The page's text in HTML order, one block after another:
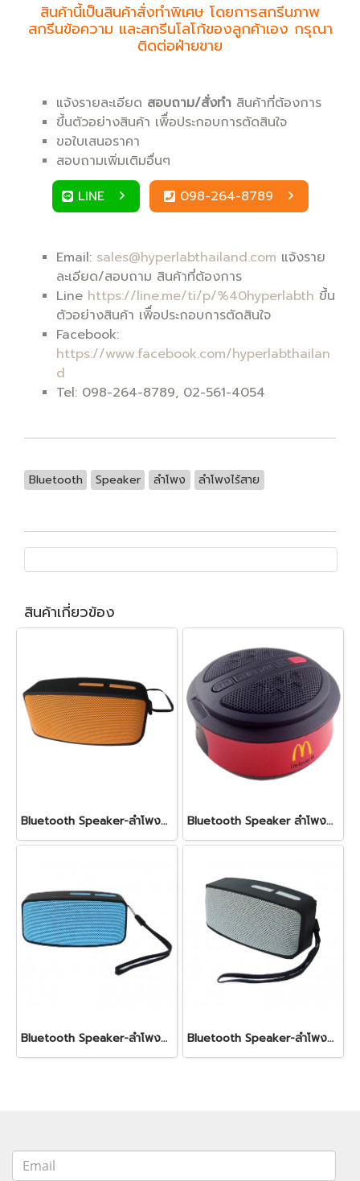
สินค้านี้เป็นสินค้าสั่งทำพิเศษ โดยการสกรีนภาพ
สกรีนข้อความ และสกรีนโลโก้ของลูกค้าเอง กรุณา
ติดต่อฝ่ายขาย
แจ้งรายละเอียด สอบถาม/สั่งทำ สินค้าที่ต้องการ
ขึ้นตัวอย่างสินค้า เพิื่อประกอบการตัดสินใจ
ขอใบเสนอราคา
สอบถามเพิ่มเติมอื่นๆ
LINE
098-264-8789
Email: sales@hyperlabthailand.com แจ้งราย
ละเอียด/สอบถาม สินค้าที่ต้องการ
Line https://line.me/ti/p/%40hyperlabth ขึ้น
ตัวอย่างสินค้า เพิื่อประกอบการตัดสินใจ
Facebook:
https://www.facebook.com/hyperlabthailan
d
Tel: 098-264-8789, 02-561-4054
Bluetooth Speaker ลำโพง ลำโพงไร้สาย
สินค้าเกี่ยวข้อง
Bluetooth Speaker-ลำโพงบลูทูธไร้สาย สีส้ม Bluetooth Speaker ลำโพงบลูทูธสีแดง
Bluetooth Speaker-ลำโพงบลูทูธไร้สาย สีฟ้า Bluetooth Speaker-ลำโพงบลูทูธไร้สาย สีเทา